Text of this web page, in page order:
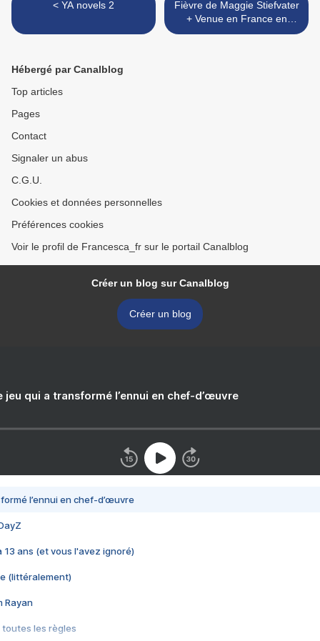
< YA novels 2
Fièvre de Maggie Stiefvater
+ Venue en France en
décembre >
Hébergé par Canalblog
Top articles
Pages
Contact
Signaler un abus
C.G.U.
Cookies et données personnelles
Préférences cookies
Voir le profil de Francesca_fr sur le portail Canalblog
Créer un blog sur Canalblog
Créer un blog
jeu qui a transformé l’ennui en chef-d’œuvre
l’ennui en chef-d’œuvre
13 ans (et vous l'avez ignoré)
(littéralement)
Rayan
toutes les règles